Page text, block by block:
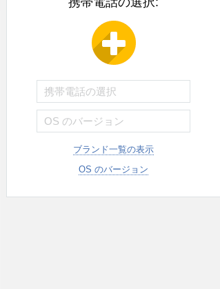
ブランド一覧の表示
OS のバージョン